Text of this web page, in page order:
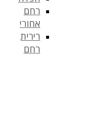
רחם
אחורי
רירית
רחם